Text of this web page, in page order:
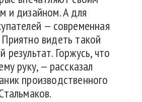
и дизайном. А для
— современная
видеть такой
результат. Горжусь, что
руку, — рассказал
производственного